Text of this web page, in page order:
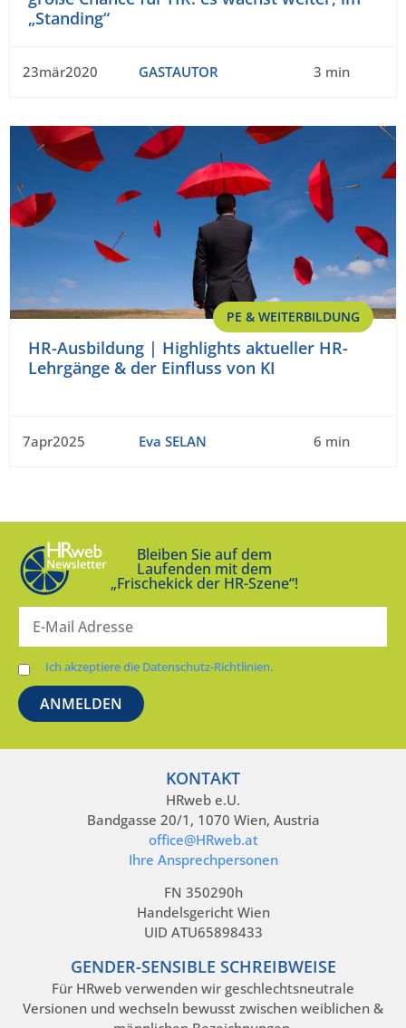
„Standing“
23mär2020 GASTAUTOR 3 min
PE & WEITERBILDUNG
HR-Ausbildung | Highlights aktueller HR-
Lehrgänge & der Einfluss von KI
7apr2025 Eva SELAN 6 min
Bleiben Sie auf dem
Laufenden mit dem
„Frischekick der HR-Szene“!
Ich akzeptiere die Datenschutz-Richtlinien.
KONTAKT
HRweb e.U.
Bandgasse 20/1, 1070 Wien, Austria
office@HRweb.at
Ihre Ansprechpersonen
FN 350290h
Handelsgericht Wien
UID ATU65898433
GENDER-SENSIBLE SCHREIBWEISE
Für HRweb verwenden wir geschlechtsneutrale
Versionen und wechseln bewusst zwischen weiblichen &